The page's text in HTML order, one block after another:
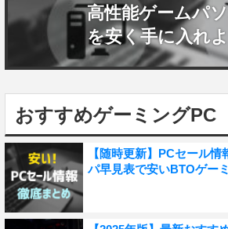
高性能ゲームパ
を安く手に入れ
おすすめゲーミングPC
【随時更新】PCセール
パ早見表で安いBTOゲー